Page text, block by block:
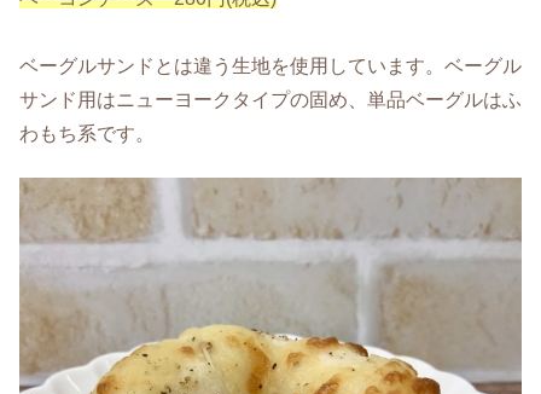
ベーグルサンドとは違う生地を使用しています。ベーグル
サンド用はニューヨークタイプの固め、単品ベーグルはふ
わもち系です。